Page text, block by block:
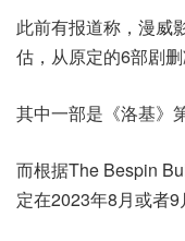
此前有报道称，漫威
估，从原定的6部剧删
其中一部是《洛基》
而根据The Bespin
定在2023年8月或者9